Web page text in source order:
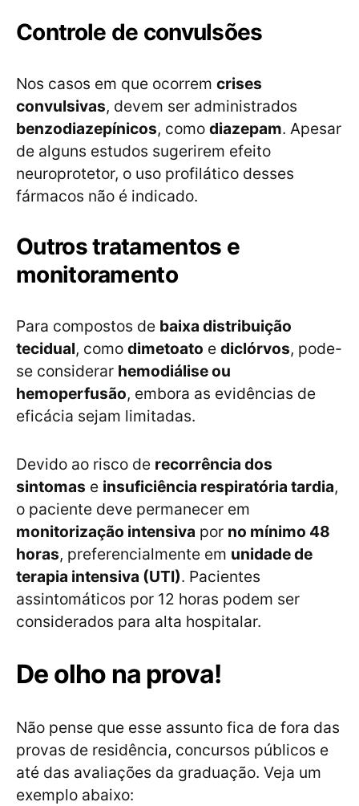
Controle de convulsões
Nos casos em que ocorrem crises
convulsivas, devem ser administrados
benzodiazepínicos, como diazepam. Apesar
de alguns estudos sugerirem efeito
neuroprotetor, o uso profilático desses
fármacos não é indicado.
Outros tratamentos e
monitoramento
Para compostos de baixa distribuição
tecidual, como dimetoato e diclórvos, pode-
se considerar hemodiálise ou
hemoperfusão, embora as evidências de
eficácia sejam limitadas.
Devido ao risco de recorrência dos
sintomas e insuficiência respiratória tardia,
o paciente deve permanecer em
monitorização intensiva por no mínimo 48
horas, preferencialmente em unidade de
terapia intensiva (UTI). Pacientes
assintomáticos por 12 horas podem ser
considerados para alta hospitalar.
De olho na prova!
Não pense que esse assunto fica de fora das
provas de residência, concursos públicos e
até das avaliações da graduação. Veja um
exemplo abaixo: